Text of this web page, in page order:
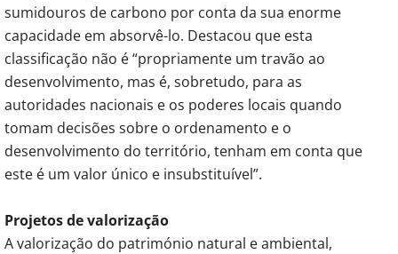
sumidouros de carbono por conta da sua enorme
capacidade em absorvê-lo. Destacou que esta
classificação não é “propriamente um travão ao
desenvolvimento, mas é, sobretudo, para as
autoridades nacionais e os poderes locais quando
tomam decisões sobre o ordenamento e o
desenvolvimento do território, tenham em conta que
este é um valor único e insubstituível”.
Projetos de valorização
A valorização do património natural e ambiental,